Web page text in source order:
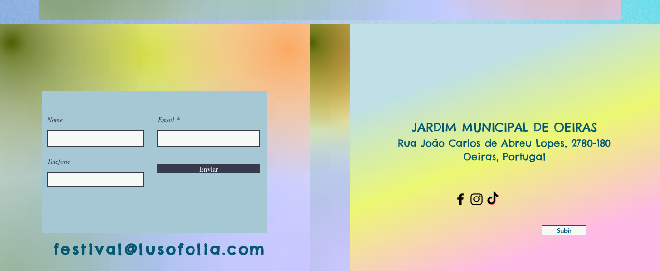
Nome Email
Telefone
Enviar
festival@lusofolia.com
JARDIM MUNICIPAL DE OEIRAS
​Rua João Carlos de Abreu Lopes, 2780-180
Oeiras, Portugal
Subir